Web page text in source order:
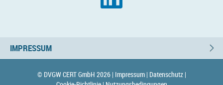
IMPRESSUM
© DVGW CERT GmbH 2026 | Impressum | Datenschutz |